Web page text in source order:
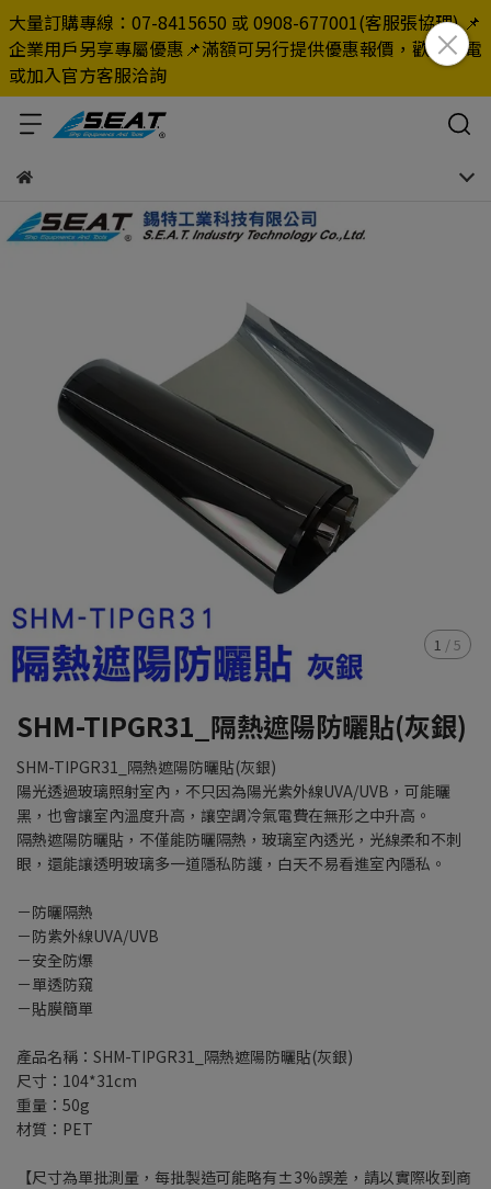
大量訂購專線：07-8415650 或 0908-677001(客服張協理) 📌
企業用戶另享專屬優惠📌滿額可另行提供優惠報價，歡迎來電
或加入官方客服洽詢
1 /5
SHM-TIPGR31_隔熱遮陽防曬貼(灰銀)
SHM-TIPGR31_隔熱遮陽防曬貼(灰銀)
陽光透過玻璃照射室內，不只因為陽光紫外線UVA/UVB，可能曬
黑，也會讓室內溫度升高，讓空調冷氣電費在無形之中升高。
隔熱遮陽防曬貼，不僅能防曬隔熱，玻璃室內透光，光線柔和不刺
眼，還能讓透明玻璃多一道隱私防護，白天不易看進室內隱私。
－防曬隔熱
－防紫外線UVA/UVB
－安全防爆
－單透防窺
－貼膜簡單
產品名稱：SHM-TIPGR31_隔熱遮陽防曬貼(灰銀)
尺寸：104*31cm
重量：50g
材質：PET
【尺寸為單批測量，每批製造可能略有±3%誤差，請以實際收到商